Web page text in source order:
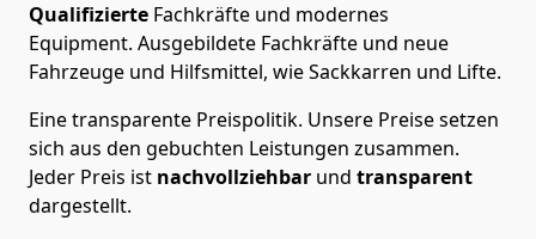
Qualifizierte Fachkräfte und modernes
Equipment. Ausgebildete Fachkräfte und neue
Fahrzeuge und Hilfsmittel, wie Sackkarren und Lifte.
Eine transparente Preispolitik. Unsere Preise setzen
sich aus den gebuchten Leistungen zusammen.
Jeder Preis ist nachvollziehbar und transparent
dargestellt.